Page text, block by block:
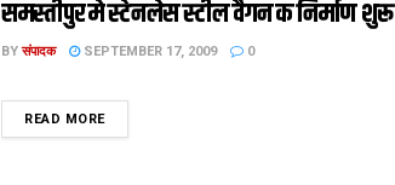
समस्तीपुर मे स्टेनलेस स्टील वैगन क निर्माण शुरू
BY संपादक SEPTEMBER 17, 2009 0
READ MOREDETAILS